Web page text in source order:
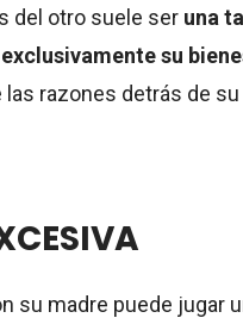
del otro suele ser una
su
razones detrás de
su madre puede jugar